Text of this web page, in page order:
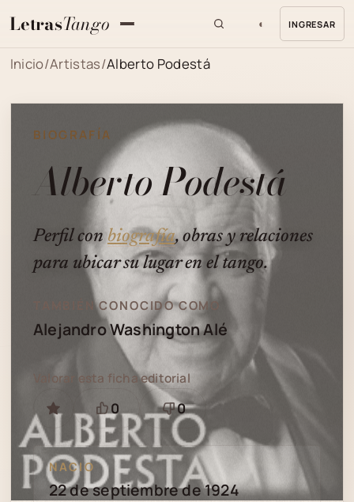
LetrasTango ◐ INGRESAR
Inicio/Artistas/Alberto Podestá
BIOGRAFÍA
Alberto Podestá
Perfil con biografía, obras y relaciones
para ubicar su lugar en el tango.
TAMBIÉN CONOCIDO COMO
Alejandro Washington Alé
GUARDAR
Valorar esta ficha editorial
Está
bien
0
Necesita
revisión
0
NACIO
22 de septiembre de 1924